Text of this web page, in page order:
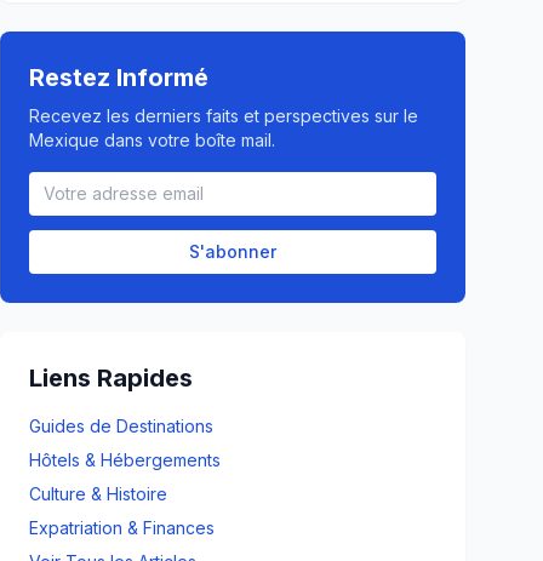
Restez Informé
Recevez les derniers faits et perspectives sur le
Mexique dans votre boîte mail.
S'abonner
Liens Rapides
Guides de Destinations
Hôtels & Hébergements
Culture & Histoire
Expatriation & Finances